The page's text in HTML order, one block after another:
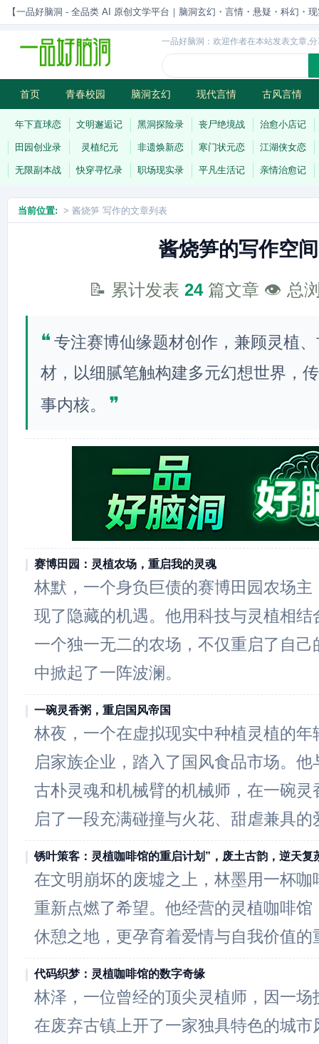
【一品好脑洞 - 全品类 AI 原创文学平台｜脑洞玄幻・言情・悬疑・科幻・
一品好脑洞：欢迎作者在本站发表文章,
首页 青春校园 脑洞玄幻 现代言情 古风言情
历史权谋 武侠江湖 灵异志怪 连载
年下直球恋 文明邂逅记 黑洞探险录 丧尸绝境战 治愈小店记
田园创业录 灵植纪元 非遗焕新恋 寒门状元恋 江湖侠女恋
无限副本战 快穿寻忆录 职场现实录 平凡生活记 亲情治愈记
当前位置: > 酱烧笋 写作的文章列表
酱烧笋的写作空间
📝 累计发表 24篇文章 👁️ 总
❝ 专注赛博仙缘题材创作，兼顾灵植
材，以细腻笔触构建多元幻想世界，
事内核。
❞
赛博田园：灵植农场，重启我的灵魂
林默，一个身负巨债的赛博田园农场主
现了隐藏的机遇。他用科技与灵植相结
一个独一无二的农场，不仅重启了自
中掀起了一阵波澜。
一碗灵香粥，重启国风帝国
林夜，一个在虚拟现实中种植灵植的年
启家族企业，踏入了国风食品市场。
古朴灵魂和机械臂的机械师，在一碗灵
启了一段充满碰撞与火花、甜虐兼具的
锈叶策客：灵植咖啡馆的重启计划”，废土古韵，逆天复
在文明崩坏的废墟之上，林墨用一杯咖
重新点燃了希望。他经营的灵植咖啡馆
休憩之地，更孕育着爱情与自我价值的
代码织梦：灵植咖啡馆的数字奇缘
林泽，一位曾经的顶尖灵植师，因一场
在废弃古镇上开了一家独具特色的城市